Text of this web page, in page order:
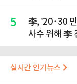
5
李, '20·30
사수 위해 李
실시간 인기뉴스